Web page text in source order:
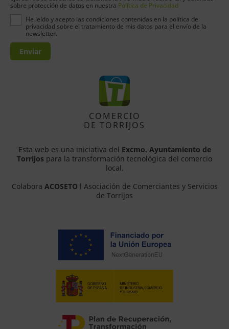
sobre protección de datos en nuestra Política de Privacidad
He leído y acepto las condiciones contenidas en la política de
privacidad sobre el tratamiento de mis datos para el envío de la
newsletter.
Enviar
COMERCIO
DE TORRIJOS
Esta web es una iniciativa del Excmo. Ayuntamiento de
Torrijos para la transformación tecnológica del comercio
local.
Colabora ACOSETO l Asociación de Comerciantes y Servicios
de Torrijos